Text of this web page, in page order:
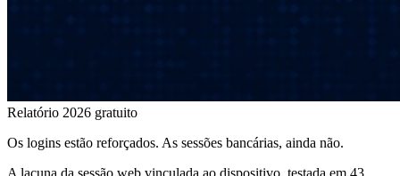
Relatório 2026 gratuito
Os logins estão reforçados. As sessões bancárias, ainda não.
A lacuna da sessão web vinculada ao dispositivo, testada em 43